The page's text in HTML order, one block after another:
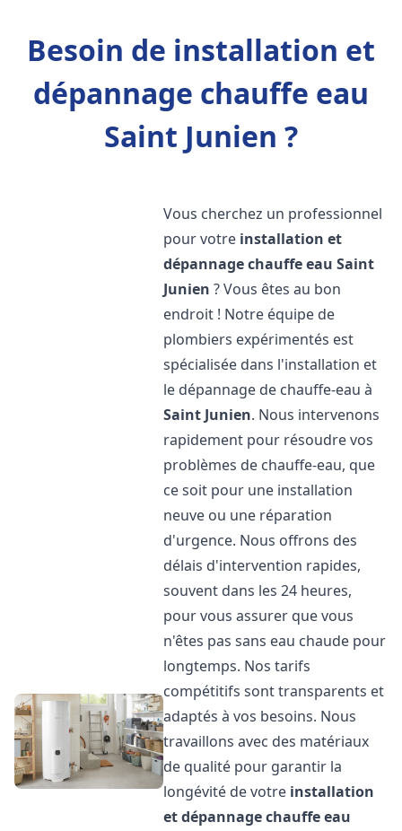
Besoin de installation et
dépannage chauffe eau
Saint Junien ?
Vous cherchez un professionnel
pour votre installation et
dépannage chauffe eau Saint
Junien ? Vous êtes au bon
endroit ! Notre équipe de
plombiers expérimentés est
spécialisée dans l'installation et
le dépannage de chauffe-eau à
Saint Junien. Nous intervenons
rapidement pour résoudre vos
problèmes de chauffe-eau, que
ce soit pour une installation
neuve ou une réparation
d'urgence. Nous offrons des
délais d'intervention rapides,
souvent dans les 24 heures,
pour vous assurer que vous
n'êtes pas sans eau chaude pour
longtemps. Nos tarifs
compétitifs sont transparents et
adaptés à vos besoins. Nous
travaillons avec des matériaux
de qualité pour garantir la
longévité de votre installation
et dépannage chauffe eau